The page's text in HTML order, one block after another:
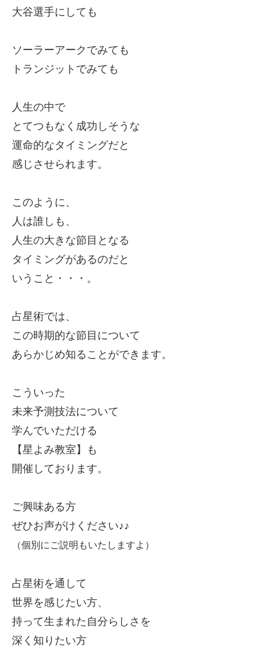
大谷選手にしても
ソーラーアークでみても
トランジットでみても
人生の中で
とてつもなく成功しそうな
運命的なタイミングだと
感じさせられます。
このように、
人は誰しも、
人生の大きな節目となる
タイミングがあるのだと
いうこと・・・ 。
占星術では、
この時期的な節目について
あらかじめ知ることができます。
こういった
未来予測技法について
学んでいただける
【星よみ教室】も
開催しております。
ご興味ある方
ぜひお声がけください♪♪
（個別にご説明もいたしますよ）
占星術を通して
世界を感じたい方、
持って生まれた自分らしさを
深く知りたい方